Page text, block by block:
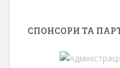
СПОНСОРИ ТА